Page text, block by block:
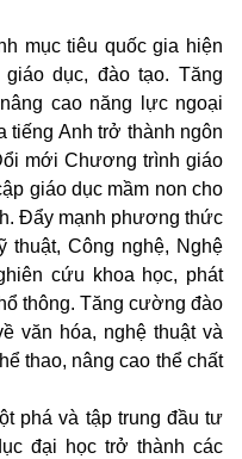
mục tiêu quốc gia hiện
dục, đào tạo. Tăng
cao năng lực ngoại
tiếng Anh trở thành ngôn
mới Chương trình giáo
giáo dục mầm non cho
Đẩy mạnh phương thức
thuật, Công nghệ, Nghệ
cứu khoa học, phát
thông. Tăng cường đào
văn hóa, nghệ thuật và
thao, nâng cao thể chất
phá và tập trung đầu tư
đại học trở thành các